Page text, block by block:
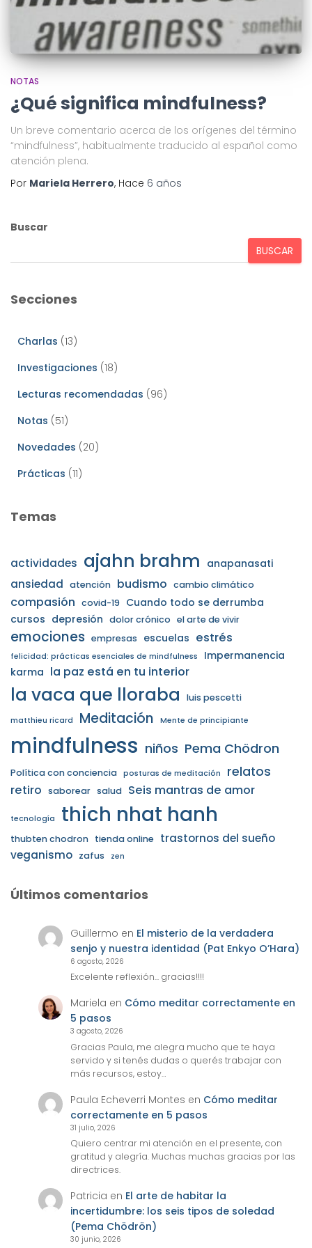
NOTAS
¿Qué significa mindfulness?
Un breve comentario acerca de los orígenes del término
“mindfulness”, habitualmente traducido al español como
atención plena.
Por Mariela Herrero, Hace 6 años
Buscar
BUSCAR
Secciones
Charlas (13)
Investigaciones (18)
Lecturas recomendadas (96)
Notas (51)
Novedades (20)
Prácticas (11)
Temas
actividades ajahn brahm anapanasati
ansiedad atención budismo cambio climático
compasión covid-19 Cuando todo se derrumba
cursos depresión dolor crónico el arte de vivir
emociones empresas escuelas estrés
felicidad: prácticas esenciales de mindfulness
Impermanencia
karma la paz está en tu interior
la vaca que lloraba luis pescetti
matthieu ricard Meditación Mente de principiante
mindfulness niños Pema Chödron
Política con conciencia posturas de meditación relatos
retiro saborear salud Seis mantras de amor
tecnología thich nhat hanh
thubten chodron tienda online trastornos del sueño
veganismo zafus zen
Últimos comentarios
Guillermo en El misterio de la verdadera
senjo y nuestra identidad (Pat Enkyo O’Hara)
6 agosto, 2026
Excelente reflexión... gracias!!!!
Mariela en Cómo meditar correctamente en
5 pasos
3 agosto, 2026
Gracias Paula, me alegra mucho que te haya
servido y si tenés dudas o querés trabajar con
más recursos, estoy…
Paula Echeverri Montes en Cómo meditar
correctamente en 5 pasos
31 julio, 2026
Quiero centrar mi atención en el presente, con
gratitud y alegría. Muchas muchas gracias por las
directrices.
Patricia en El arte de habitar la
incertidumbre: los seis tipos de soledad
(Pema Chödrön)
30 junio, 2026